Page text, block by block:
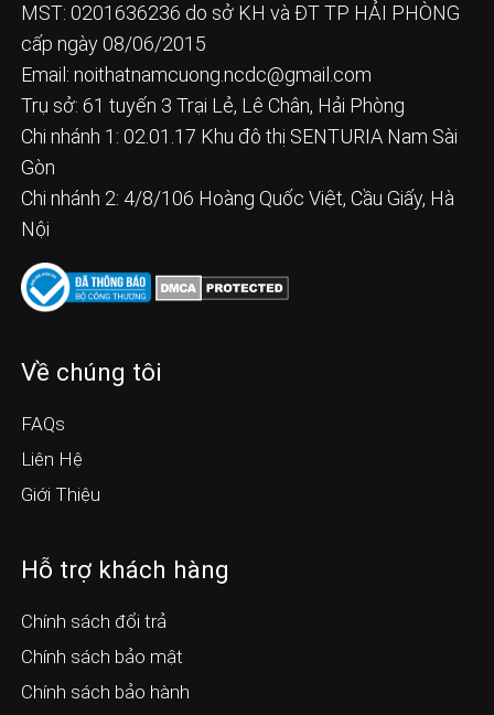
MST: 0201636236 do sở KH và ĐT TP HẢI PHÒNG
cấp ngày 08/06/2015
Email: noithatnamcuong.ncdc@gmail.com
Trụ sở: 61 tuyến 3 Trại Lẻ, Lê Chân, Hải Phòng
Chi nhánh 1: 02.01.17 Khu đô thị SENTURIA Nam Sài
Gòn
Chi nhánh 2: 4/8/106 Hoàng Quốc Việt, Cầu Giấy, Hà
Nội
Về chúng tôi
FAQs
Liên Hệ
Giới Thiệu
Hỗ trợ khách hàng
Chính sách đổi trả
Chính sách bảo mật
Chính sách bảo hành